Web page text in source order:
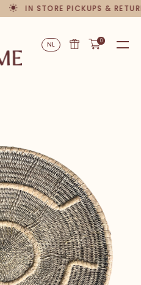
IN STORE PICKUPS &
NL 0